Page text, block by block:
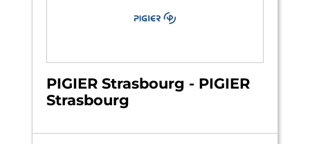
PIGIER Strasbourg - PIGIER
Strasbourg